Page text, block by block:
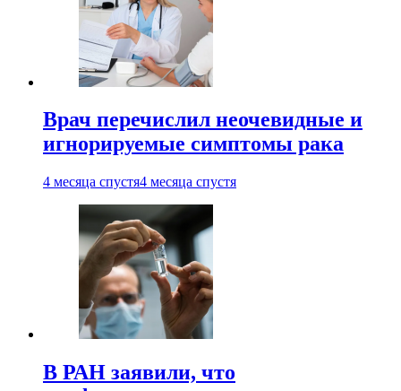
Врач перечислил неочевидные и
игнорируемые симптомы рака
4 месяца спустя4 месяца спустя
В РАН заявили, что